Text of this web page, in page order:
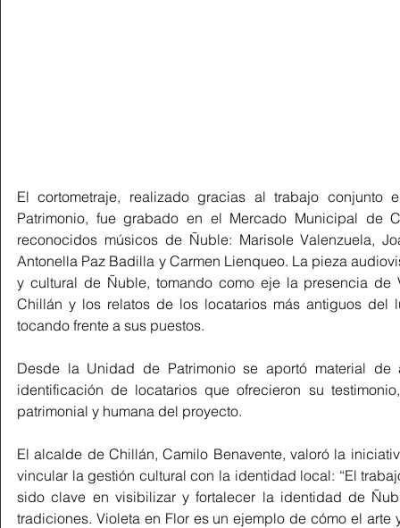
El cortometraje, realizado gracias al trabajo
Patrimonio, fue grabado en el Mercado Municipal de
reconocidos músicos de Ñuble: Marisole Valenzuela,
Antonella Paz Badilla y Carmen Lienqueo. La pieza
y cultural de Ñuble, tomando como eje la presencia de
Chillán y los relatos de los locatarios más antiguos del
tocando frente a sus puestos.
Desde la Unidad de Patrimonio se aportó material de
identificación de locatarios que ofrecieron su
patrimonial y humana del proyecto.
El alcalde de Chillán, Camilo Benavente, valoró la
vincular la gestión cultural con la identidad local: “El
sido clave en visibilizar y fortalecer la identidad de
tradiciones. Violeta en Flor es un ejemplo de cómo el arte